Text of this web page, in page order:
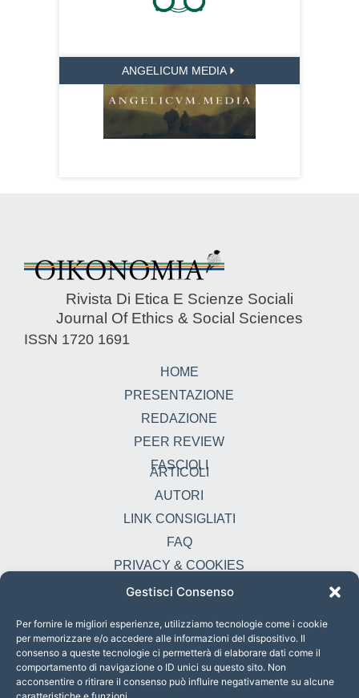
Gestisci Consenso
Per fornire le migliori esperienze, utilizziamo tecnologie come i cookie
per memorizzare e/o accedere alle informazioni del dispositivo. Il
consenso a queste tecnologie ci permetterà di elaborare dati come il
comportamento di navigazione o ID unici su questo sito. Non
acconsentire o ritirare il consenso può influire negativamente su alcune
ANGELICUM MEDIA
Rivista Di Etica E Scienze Sociali
Journal Of Ethics & Social Sciences
ISSN 1720 1691
HOME
PRESENTAZIONE
REDAZIONE
PEER REVIEW
FASCIOLI
ARTICOLI
AUTORI
LINK CONSIGLIATI
FAQ
PRIVACY & COOKIES
oikonomia@pust.it
+39 06 67 02 338
Largo Angelicum 1, 00184 Roma, Italia